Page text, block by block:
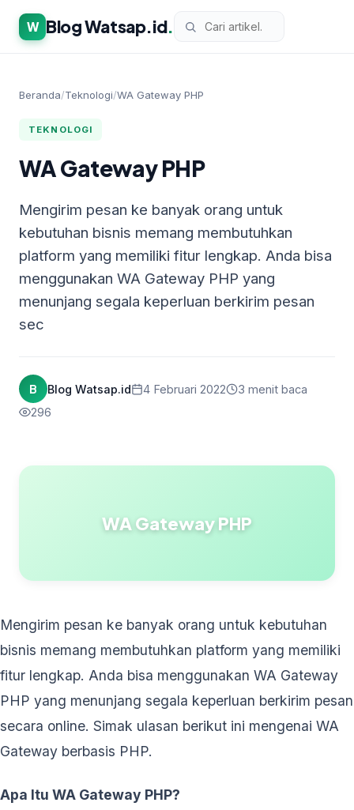
W Blog Watsap.id.
Beranda/Teknologi/WA Gateway PHP
TEKNOLOGI
WA Gateway PHP
Mengirim pesan ke banyak orang untuk
kebutuhan bisnis memang membutuhkan
platform yang memiliki fitur lengkap. Anda bisa
menggunakan WA Gateway PHP yang
menunjang segala keperluan berkirim pesan
sec
B Blog Watsap.id 4 Februari 2022
3 menit baca
296
WA Gateway PHP
Mengirim pesan ke banyak orang untuk kebutuhan
bisnis memang membutuhkan platform yang memiliki
fitur lengkap. Anda bisa menggunakan WA Gateway
PHP yang menunjang segala keperluan berkirim pesan
secara online. Simak ulasan berikut ini mengenai WA
Gateway berbasis PHP.
Apa Itu WA Gateway PHP?